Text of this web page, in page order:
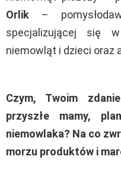
Orlik –
specjalizującej się
niemowląt i dzieci oraz
Czym, Twoim
przyszłe mamy,
niemowlaka? Na co
morzu produktów i